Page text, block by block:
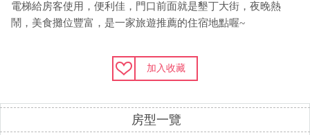
電梯給房客使用，便利佳，門口前面就是墾丁大街，夜晚熱
鬧，美食攤位豐富，是一家旅遊推薦的住宿地點喔~
加入收藏
房型一覽